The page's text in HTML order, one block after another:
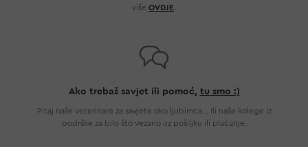
više OVDJE
Ako trebaš savjet ili pomoć, tu smo :)
Pitaj naše veterinare za savjete oko ljubimca... Ili naše kolege iz
podrške za bilo što vezano uz pošiljku ili plaćanje.